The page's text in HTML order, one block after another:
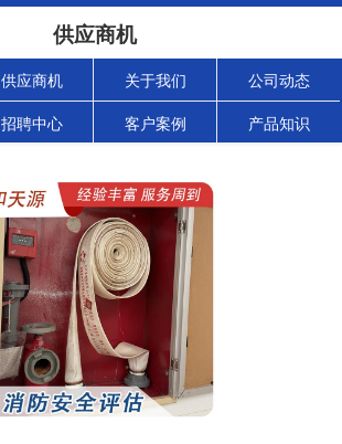
供应商机
供应商机 关于我们 公司动态
招聘中心 客户案例 产品知识